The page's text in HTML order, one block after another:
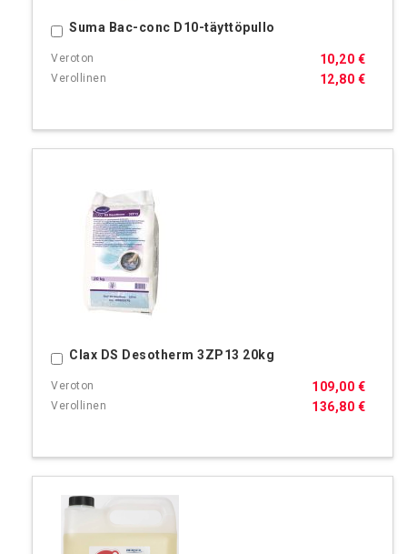
Suma Bac-conc D10-täyttöpullo
12,80 €
10,20 €
Ostoskoriin
Clax DS Desotherm 3ZP13 20kg
136,80 €
109,00 €
Ostoskoriin